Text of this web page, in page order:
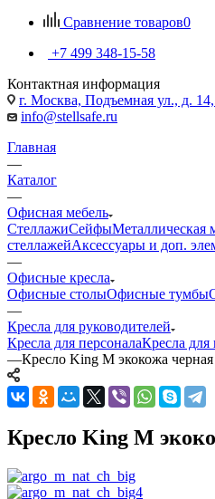
Сравнение товаров0
+7 499 348-15-58
Контактная информация
г. Москва, Подъемная ул., д.
info@stellsafe.ru
Главная
—
Каталог
—
Офисная мебель
СтеллажиСейфыМеталлическая
стеллажейАксессуары и доп.
—
Офисные кресла
Офисные столыОфисные тумбы
—
Кресла для руководителей
Кресла для персоналаКресла для
—Кресло King М экокожа черная
Кресло King М